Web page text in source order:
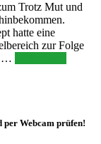
Trotz Mut und
hatte eine
zur Folge
…
Webcam prüfen!